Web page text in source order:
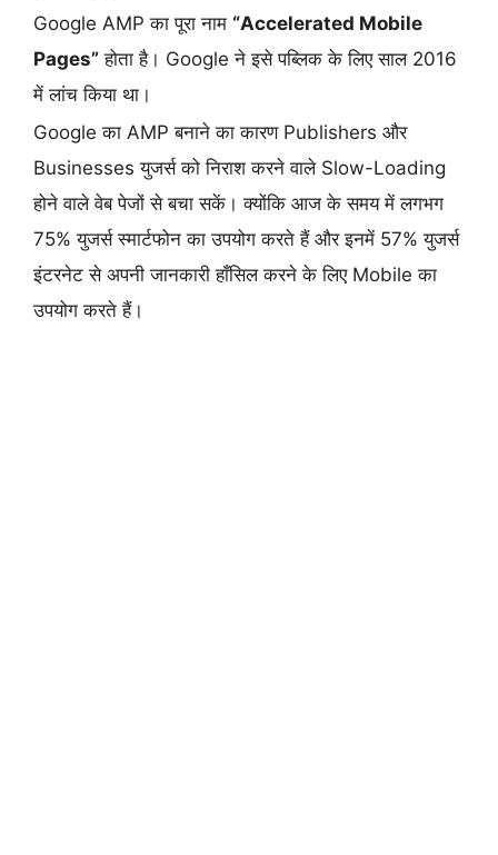
Google AMP का पूरा नाम “Accelerated Mobile
Pages” होता है। Google ने इसे पब्लिक के लिए साल 2016
में लांच किया था।
Google का AMP बनाने का कारण Publishers और
Businesses युजर्स को निराश करने वाले Slow-Loading
होने वाले वेब पेजों से बचा सकें। क्योंकि आज के समय में लगभग
75% युजर्स स्मार्टफोन का उपयोग करते हैं और इनमें 57% युजर्स
इंटरनेट से अपनी जानकारी हाँसिल करने के लिए Mobile का
उपयोग करते हैं।